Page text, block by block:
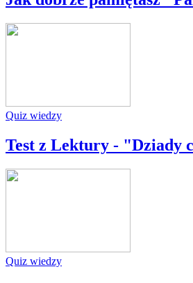
Quiz wiedzy
Test z Lektury - "Dziady
Quiz wiedzy